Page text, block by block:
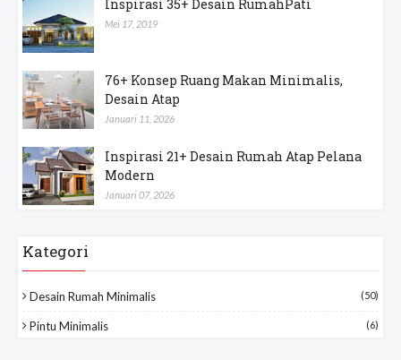
Inspirasi 35+ Desain RumahPati
Mei 17, 2019
76+ Konsep Ruang Makan Minimalis,
Desain Atap
Januari 11, 2026
Inspirasi 21+ Desain Rumah Atap Pelana
Modern
Januari 07, 2026
Kategori
Desain Rumah Minimalis (50)
Pintu Minimalis (6)